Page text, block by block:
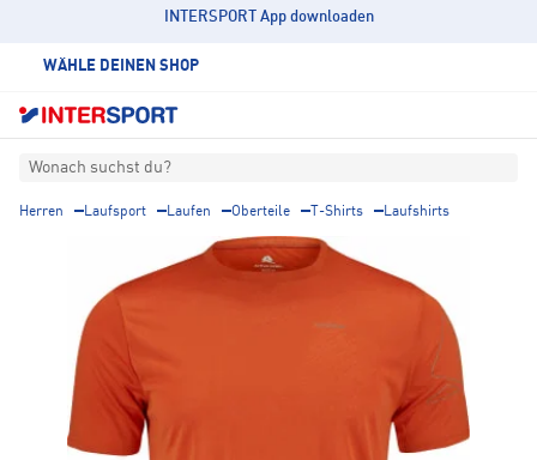
INTERSPORT App downloaden
WÄHLE DEINEN SHOP
Wonach suchst du?
Herren Laufsport Laufen Oberteile T-Shirts Laufshirts